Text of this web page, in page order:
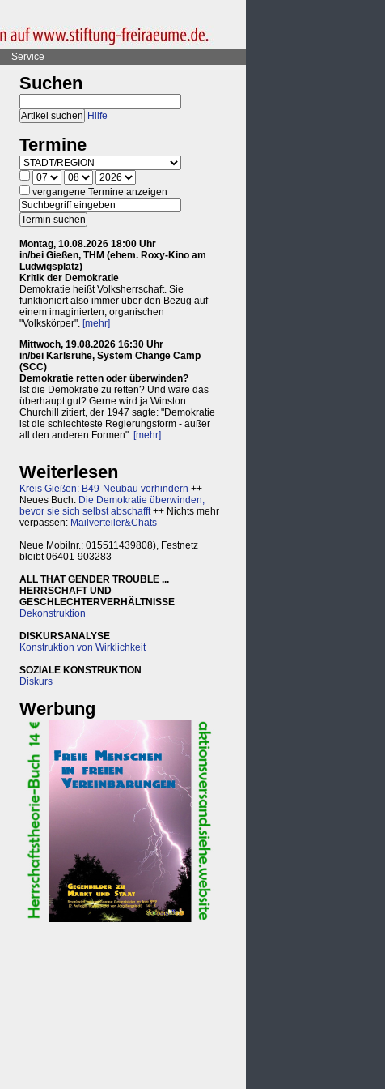
Service
Suchen
Hilfe
Termine
vergangene Termine anzeigen
Montag, 10.08.2026 18:00 Uhr
in/bei Gießen, THM (ehem. Roxy-Kino am
Ludwigsplatz)
Kritik der Demokratie
Demokratie heißt Volksherrschaft. Sie
funktioniert also immer über den Bezug auf
einem imaginierten, organischen
"Volkskörper". [mehr]
Mittwoch, 19.08.2026 16:30 Uhr
in/bei Karlsruhe, System Change Camp
(SCC)
Demokratie retten oder überwinden?
Ist die Demokratie zu retten? Und wäre das
überhaupt gut? Gerne wird ja Winston
Churchill zitiert, der 1947 sagte: "Demokratie
ist die schlechteste Regierungsform - außer
all den anderen Formen". [mehr]
Weiterlesen
Kreis Gießen: B49-Neubau verhindern ++
Neues Buch: Die Demokratie überwinden,
bevor sie sich selbst abschafft++ Nichts mehr
verpassen: Mailverteiler&Chats
Neue Mobilnr.: 015511439808), Festnetz
bleibt 06401-903283
ALL THAT GENDER TROUBLE ...
HERRSCHAFT UND
GESCHLECHTERVERHÄLTNISSE
Dekonstruktion
DISKURSANALYSE
Konstruktion von Wirklichkeit
SOZIALE KONSTRUKTION
Diskurs
Werbung